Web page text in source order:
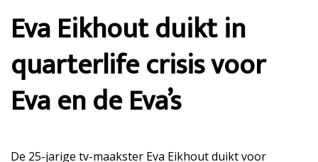
Eva Eikhout duikt in
quarterlife crisis voor
Eva en de Eva’s
De 25-jarige tv-maakster Eva Eikhout duikt voor